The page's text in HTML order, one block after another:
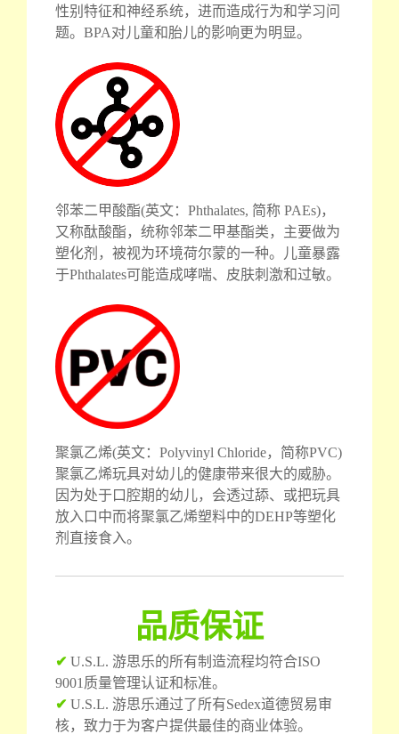
性别特征和神经系统，进而造成行为和学习问
题。BPA对儿童和胎儿的影响更为明显。
邻苯二甲酸酯(英文：Phthalates, 简称 PAEs)，
又称酞酸酯，统称邻苯二甲基酯类，主要做为
塑化剂，被视为环境荷尔蒙的一种。儿童暴露
于Phthalates可能造成哮喘、皮肤刺激和过敏。
聚氯乙烯(英文：Polyvinyl Chloride，简称PVC)
聚氯乙烯玩具对幼儿的健康带来很大的威胁。
因为处于口腔期的幼儿，会透过舔、或把玩具
放入口中而将聚氯乙烯塑料中的DEHP等塑化
剂直接食入。
品质保证
✔ U.S.L. 游思乐的所有制造流程均符合ISO
9001质量管理认证和标准。
✔ U.S.L. 游思乐通过了所有Sedex道德贸易审
核，致力于为客户提供最佳的商业体验。